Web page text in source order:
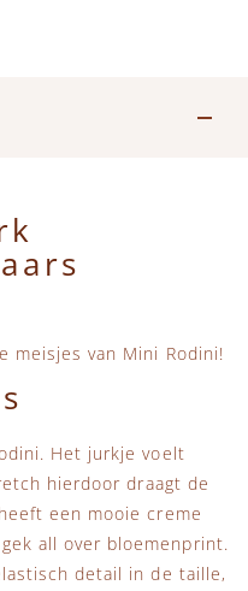
meisjes van Mini Rodini!
Het jurkje voelt
hierdoor draagt de
een mooie creme
all over bloemenprint.
detail in de taille,